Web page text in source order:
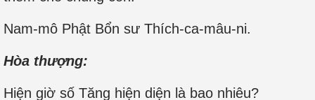
Nam-mô Phật Bổn sư Thích-ca-mâu-ni.
Hòa thượng:
Hiện giờ số Tăng hiện diện là bao nhiêu?